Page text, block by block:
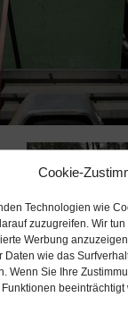
Cookie-
Technologien wie
zuzugreifen. Wir
Werbung
Daten wie das
Wenn Sie Ihre
beeinträchtigt